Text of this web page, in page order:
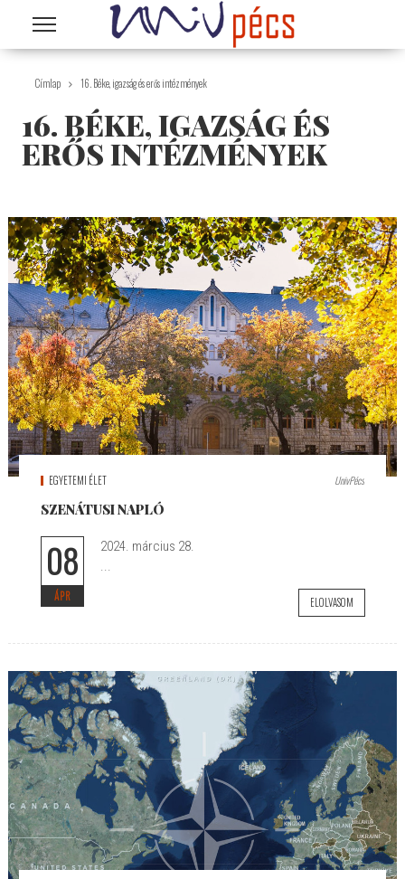
Ugrás a tartalomra
Címlap 16. Béke, igazság és erős intézmények
16. BÉKE, IGAZSÁG ÉS
ERŐS INTÉZMÉNYEK
EGYETEMI ÉLET UnivPécs
SZENÁTUSI NAPLÓ
08
ÁPR
2024. március 28.
...
ELOLVASOM